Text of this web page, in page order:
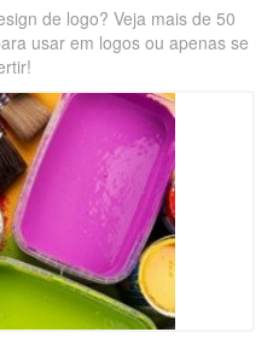
de logo? Veja mais de 50
usar em logos ou apenas se